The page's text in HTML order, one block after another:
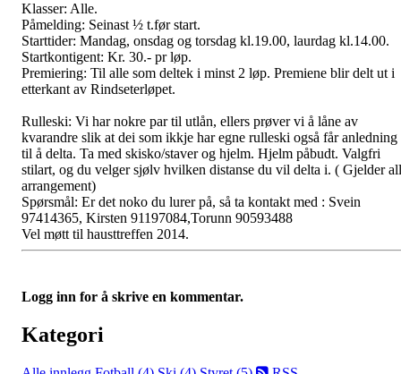
Klasser: Alle.
Påmelding: Seinast ½ t.før start.
Starttider: Mandag, onsdag og torsdag kl.19.00, laurdag kl.14.00.
Startkontigent: Kr. 30.- pr løp.
Premiering: Til alle som deltek i minst 2 løp. Premiene blir delt ut i
etterkant av Rindseterløpet.
Rulleski: Vi har nokre par til utlån, ellers prøver vi å låne av
kvarandre slik at dei som ikkje har egne rulleski også får anledning
til å delta. Ta med skisko/staver og hjelm. Hjelm påbudt. Valgfri
stilart, og du velger sjølv hvilken distanse du vil delta i. ( Gjelder
arrangement)
Spørsmål: Er det noko du lurer på, så ta kontakt med : Svein
97414365, Kirsten 91197084,Torunn 90593488
Vel møtt til hausttreffen 2014.
Logg inn for å skrive en kommentar.
Kategori